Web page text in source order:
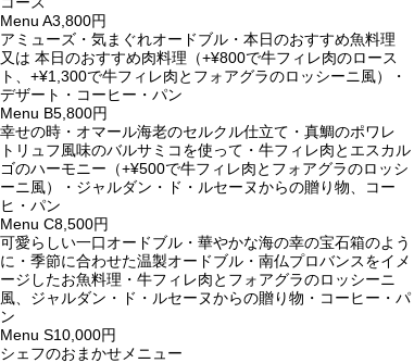
Menu A3,800円
アミューズ・気まぐれオードブル・本日のおすすめ魚料理
又は 本日のおすすめ肉料理（+¥800で牛フィレ肉のロース
ト、+¥1,300で牛フィレ肉とフォアグラのロッシーニ風）・
デザート・コーヒー・パン
Menu B5,800円
幸せの時・オマール海老のセルクル仕立て・真鯛のポワレ
トリュフ風味のバルサミコを使って・牛フィレ肉とエスカル
ゴのハーモニー（+¥500で牛フィレ肉とフォアグラのロッシ
ーニ風）・ジャルダン・ド・ルセーヌからの贈り物、コー
ヒ・パン
Menu C8,500円
可愛らしい一口オードブル・華やかな海の幸の宝石箱のよう
に・季節に合わせた温製オードブル・南仏プロバンスをイメ
ージしたお魚料理・牛フィレ肉とフォアグラのロッシーニ
風、ジャルダン・ド・ルセーヌからの贈り物・コーヒー・パ
ン
Menu S10,000円
シェフのおまかせメニュー